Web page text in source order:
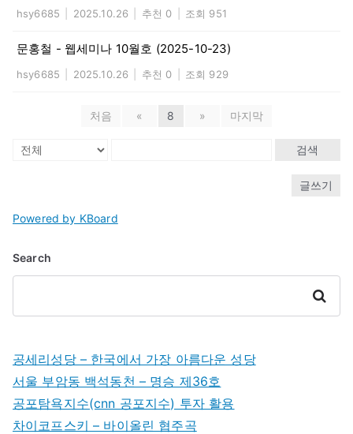
hsy6685 2025.10.26 추천 0 조회 951
문홍철 - 웹세미나 10월호 (2025-10-23)
hsy6685 2025.10.26 추천 0 조회 929
처음 « 8 » 마지막
검색
글쓰기
Powered by KBoard
Search
Search
공세리성당 – 한국에서 가장 아름다운 성당
서울 부암동 백석동천 – 명승 제36호
공포탐욕지수(cnn 공포지수) 투자 활용
차이코프스키 – 바이올린 협주곡